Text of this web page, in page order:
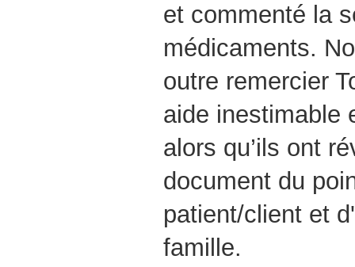
et commenté la
médicaments.
outre remercier
aide inestimable
alors qu’ils ont
document du
patient/client et
famille.